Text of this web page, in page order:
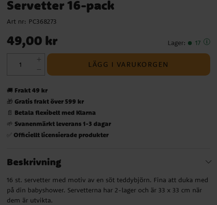
Servetter 16-pack
Art nr: PC368273
Pris: 49,00 kr
49,00 kr Lager: 17
LÄGG I VARUKORGEN
🚚 Frakt 49 kr
🎁 Gratis frakt över 599 kr
📄 Betala flexibelt med Klarna
🌱 Svanenmärkt leverans 1-3 dagar
✅ Officiellt licensierade produkter
Beskrivning
16 st. servetter med motiv av en söt teddybjörn. Fina att duka med
på din babyshower. Servetterna har 2-lager och är 33 x 33 cm när
dem är utvikta.